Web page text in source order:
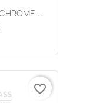
favorite_border